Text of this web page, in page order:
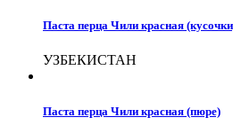
Паста перца Чили красная
УЗБЕКИСТАН
Паста перца Чили красная (пюре)